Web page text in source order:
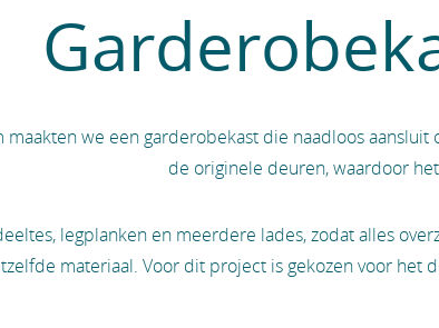
we een garderobekast die naadloos
de originele deuren, waardoor
legplanken en meerdere lades, zodat alles
materiaal. Voor dit project is gekozen voor het